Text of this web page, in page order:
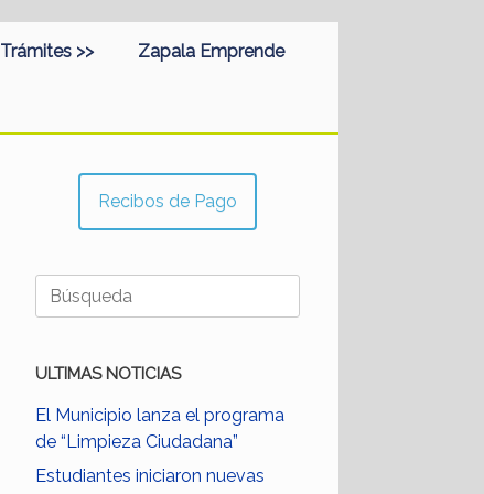
Trámites >> Zapala Emprende
Recibos de Pago
Buscar:
ULTIMAS NOTICIAS
El Municipio lanza el programa
de “Limpieza Ciudadana”
Estudiantes iniciaron nuevas